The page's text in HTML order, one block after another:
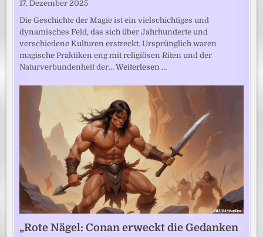
17. Dezember 2025
Die Geschichte der Magie ist ein vielschichtiges und
dynamisches Feld, das sich über Jahrhunderte und
verschiedene Kulturen erstreckt. Ursprünglich waren
magische Praktiken eng mit religiösen Riten und der
Naturverbundenheit der…Weiterlesen …
„Rote Nägel: Conan erweckt die Gedanken